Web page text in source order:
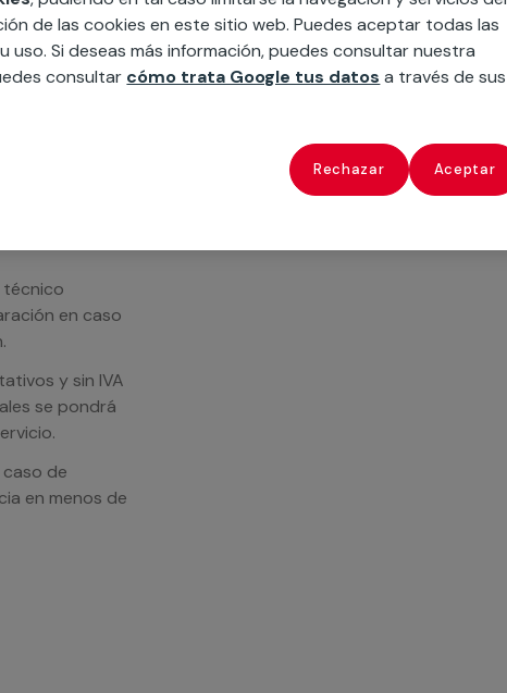
necesites:
técnico
en caso
y sin IVA
se pondrá
de
en menos de
de las cookies en este sitio web. Puedes aceptar todas las
Si deseas más información, puedes consultar nuestra
consultar cómo trata Google tus datos a través de sus
Rechazar Aceptar